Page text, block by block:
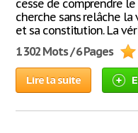
cesse de comprendre
cherche sans relâche
et sa constitution. La
1 302 Mots / 6 Pages
Lire la suite